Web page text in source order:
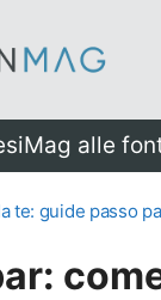
alle
te: guide passo